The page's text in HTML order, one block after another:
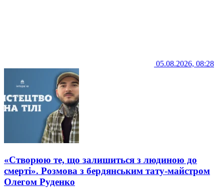
05.08.2026, 08:28
«Створюю те, що залишиться з людиною до
смерті». Розмова з бердянським тату-майстром
Олегом Руденко